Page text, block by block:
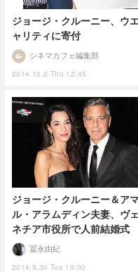
ジョージ・クルーニー、ウ
ャリティに寄付
2014.10.2 Thu 12:45
シネマカフェ編集部
ジョージ・クルーニー＆ア
ル・アラムディン夫妻、ヴェ
ネチア市役所で人前結婚式
2014.9.30 Tue 10:00
冨永由紀